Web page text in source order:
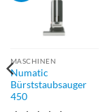
MASCHINEN
Numatic
Bürststaubsauger
450